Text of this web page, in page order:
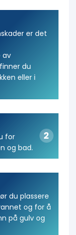
er det
av
du
eller i
for
og bad.
du plassere
og for å
på gulv og